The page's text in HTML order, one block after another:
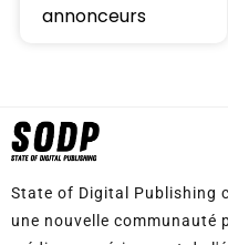
annonceurs
State of Digital Publishing
une nouvelle communauté